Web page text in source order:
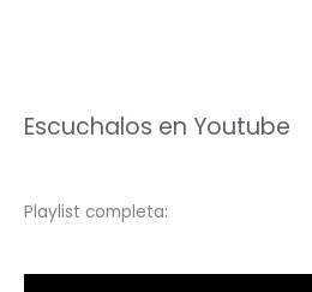
Escuchalos en Youtube
Playlist completa: